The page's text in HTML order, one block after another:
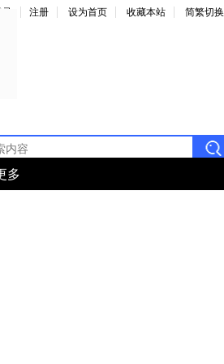
录 注册 设为首页 收藏本站 简繁切换
多